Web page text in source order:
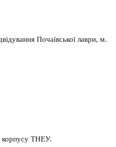
Почаївської лаври, м.
корпусу ТНЕУ.